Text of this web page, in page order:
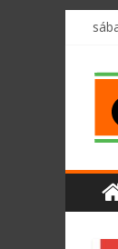
олимп казино
Saltar
de